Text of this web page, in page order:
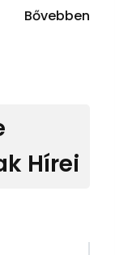
Bővebben
Hírei